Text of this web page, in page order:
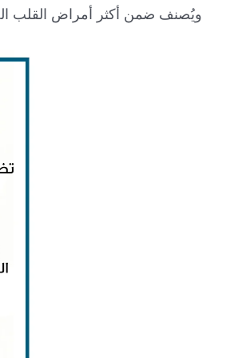
ويُصنف ضمن أكثر أمراض القلب